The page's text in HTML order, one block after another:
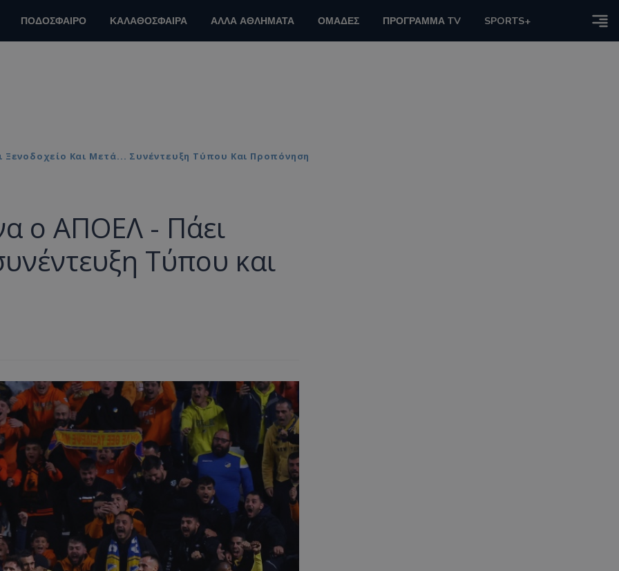
ΠΟΔΟΣΦΑΙΡΟ ΚΑΛΑΘΟΣΦΑΙΡΑ ΑΛΛΑ ΑΘΛΗΜΑΤΑ ΟΜΑΔΕΣ ΠΡΟΓΡΑΜΜΑ TV SPORTS+
Και Μετά... Συνέντευξη Τύπου Και Προπόνηση
ο ΑΠΟΕΛ - Πάει
Τύπου και